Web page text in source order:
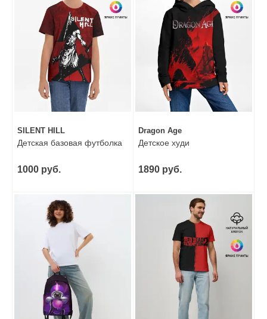
SILENT HILL
Детская базовая футболка
1000 руб.
Dragon Age
Детское худи
1890 руб.